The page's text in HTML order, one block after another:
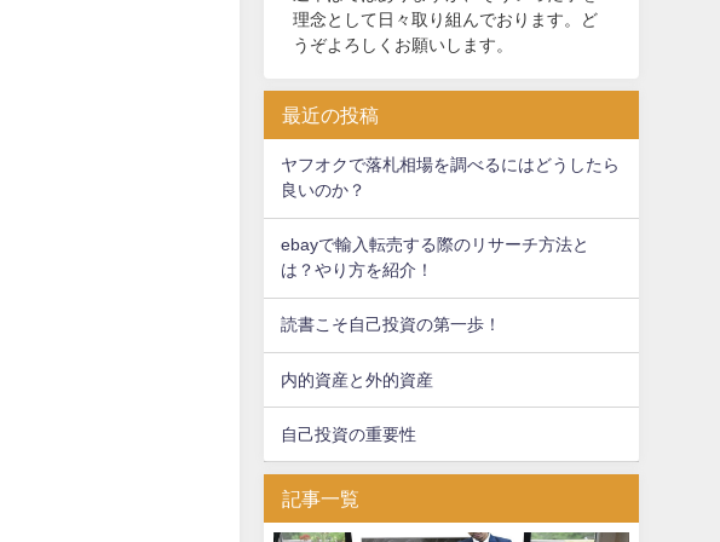
理念として日々取り組んでおります。ど
うぞよろしくお願いします。
最近の投稿
ヤフオクで落札相場を調べるにはどうしたら
良いのか？
ebayで輸入転売する際のリサーチ方法と
は？やり方を紹介！
読書こそ自己投資の第一歩！
内的資産と外的資産
自己投資の重要性
記事一覧